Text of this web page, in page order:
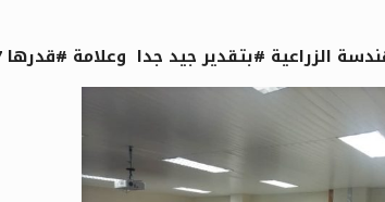
#بتقدير جيد جدا وعلامة #قدرها 82.77%.